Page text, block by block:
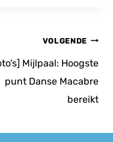
VOLGENDE
Mijlpaal: Hoogste
punt Danse Macabre
bereikt